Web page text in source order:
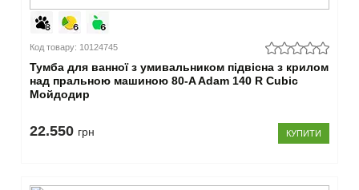
Код товару: 10124745
Тумба для ванної з умивальником підвісна з крилом
над пральною машиною 80-A Adam 140 R Cubic
Мойдодир
22.550 грн КУПИТИ